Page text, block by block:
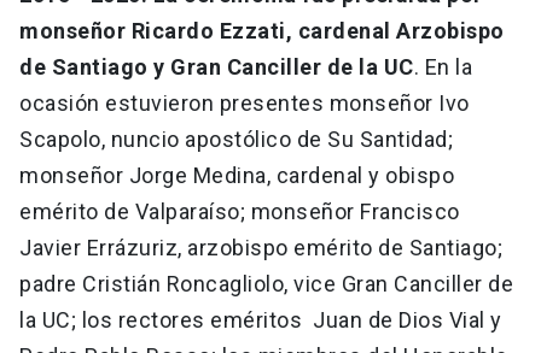
monseñor Ricardo Ezzati, cardenal Arzobispo
de Santiago y Gran Canciller de la UC. En la
ocasión estuvieron presentes monseñor Ivo
Scapolo, nuncio apostólico de Su Santidad;
monseñor Jorge Medina, cardenal y obispo
emérito de Valparaíso; monseñor Francisco
Javier Errázuriz, arzobispo emérito de Santiago;
padre Cristián Roncagliolo, vice Gran Canciller de
la UC; los rectores eméritos Juan de Dios Vial y